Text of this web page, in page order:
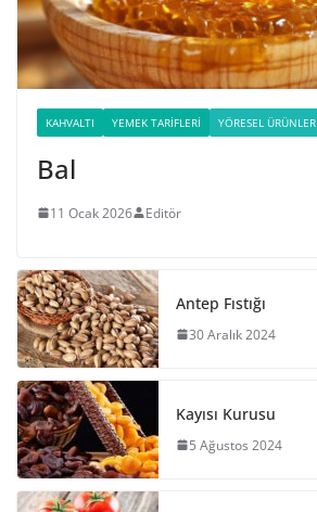
KAHVALTI YEMEK TARIFLERI YÖRESEL ÜRÜNLER
Bal
11 Ocak 2026 Editör
Antep Fıstığı
30 Aralık 2024
Kayısı Kurusu
5 Ağustos 2024